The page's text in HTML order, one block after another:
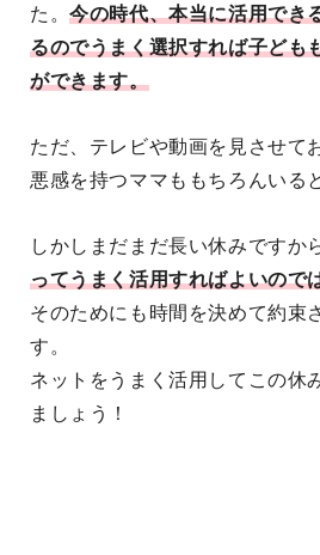
た。今の時代、本当に活用でき
るのでうまく選択すれば子ども
ができます。
ただ、テレビや動画を見させ
悪感を持つママももちろんいる
しかしまだまだ長い休みですか
ってうまく活用すればよいので
そのためにも時間を決めて約束
す。
ネットをうまく活用してこの休
ましょう！